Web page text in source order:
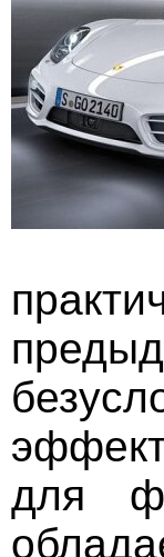
для